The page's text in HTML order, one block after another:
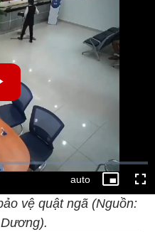
vệ quật ngã (Nguồn: